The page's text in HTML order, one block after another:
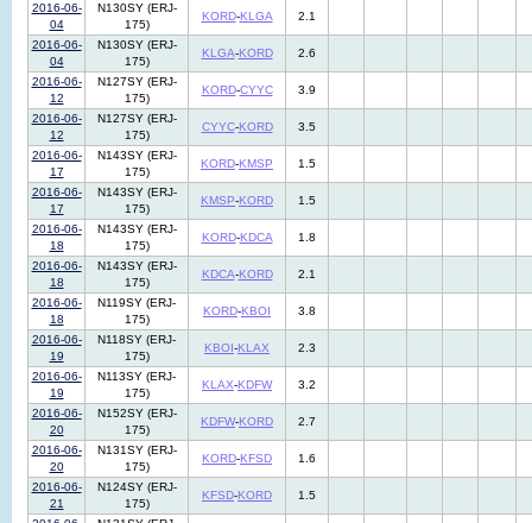
2016-06-
04
N130SY (ERJ-
175)
KORD-KLGA 2.1
2016-06-
04
N130SY (ERJ-
175)
KLGA-KORD 2.6
2016-06-
12
N127SY (ERJ-
175)
KORD-CYYC 3.9
2016-06-
12
N127SY (ERJ-
175)
CYYC-KORD 3.5
2016-06-
17
N143SY (ERJ-
175)
KORD-KMSP 1.5
2016-06-
17
N143SY (ERJ-
175)
KMSP-KORD 1.5
2016-06-
18
N143SY (ERJ-
175)
KORD-KDCA 1.8
2016-06-
18
N143SY (ERJ-
175)
KDCA-KORD 2.1
2016-06-
18
N119SY (ERJ-
175)
KORD-KBOI 3.8
2016-06-
19
N118SY (ERJ-
175)
KBOI-KLAX 2.3
2016-06-
19
N113SY (ERJ-
175)
KLAX-KDFW 3.2
2016-06-
20
N152SY (ERJ-
175)
KDFW-KORD 2.7
2016-06-
20
N131SY (ERJ-
175)
KORD-KFSD 1.6
2016-06-
21
N124SY (ERJ-
175)
KFSD-KORD 1.5